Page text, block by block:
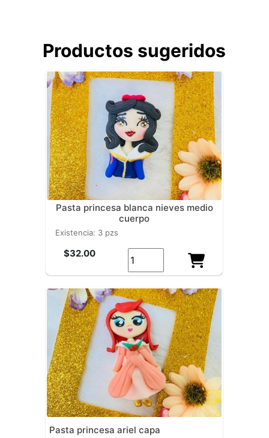
Productos sugeridos
pasta princesa blanca nieves medio
cuerpo
existencia: 3 pzs
$32.00
pasta princesa ariel capa